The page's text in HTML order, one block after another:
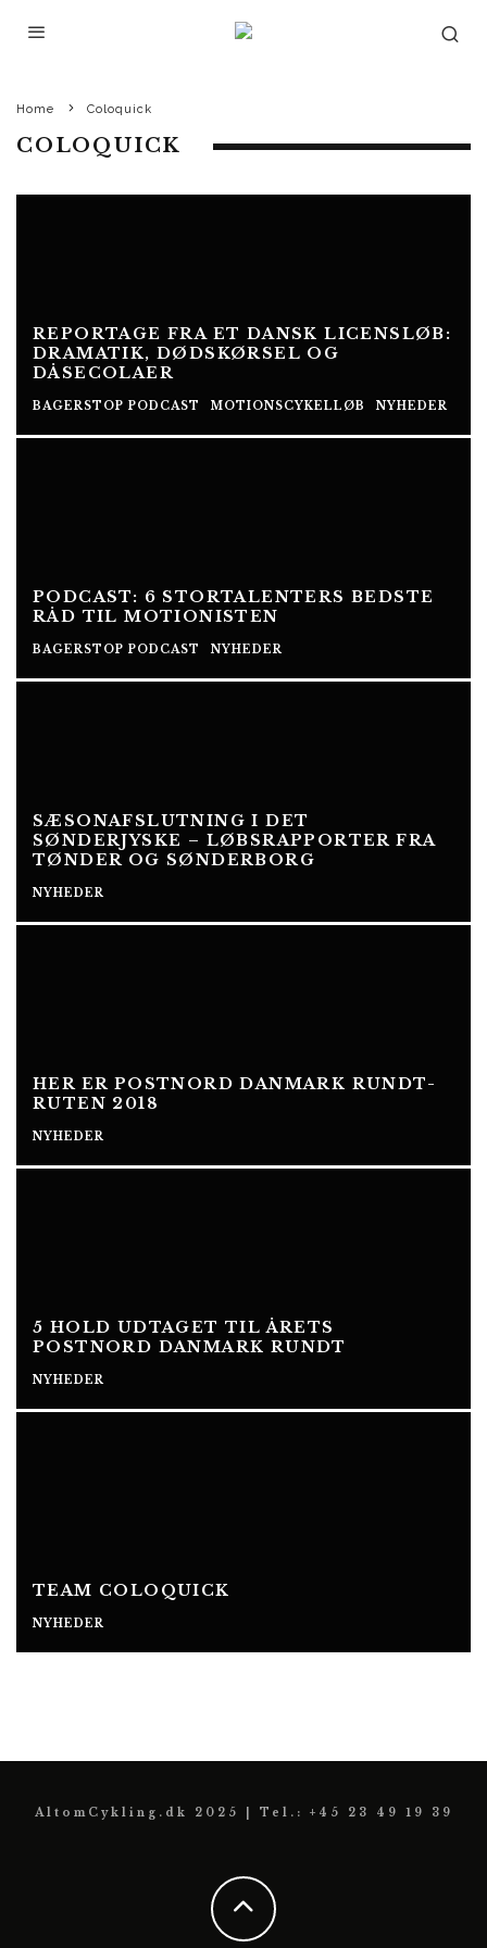
Home Coloquick
COLOQUICK
REPORTAGE FRA ET DANSK LICENSLØB:
DRAMATIK, DØDSKØRSEL OG
DÅSECOLAER
BAGERSTOP PODCAST MOTIONSCYKELLØB NYHEDER
PODCAST: 6 STORTALENTERS BEDSTE
RÅD TIL MOTIONISTEN
BAGERSTOP PODCAST NYHEDER
SÆSONAFSLUTNING I DET
SØNDERJYSKE – LØBSRAPPORTER FRA
TØNDER OG SØNDERBORG
NYHEDER
HER ER POSTNORD DANMARK RUNDT-
RUTEN 2018
NYHEDER
5 HOLD UDTAGET TIL ÅRETS
POSTNORD DANMARK RUNDT
NYHEDER
TEAM COLOQUICK
NYHEDER
AltomCykling.dk 2025 | Tel.: +45 23 49 19 39